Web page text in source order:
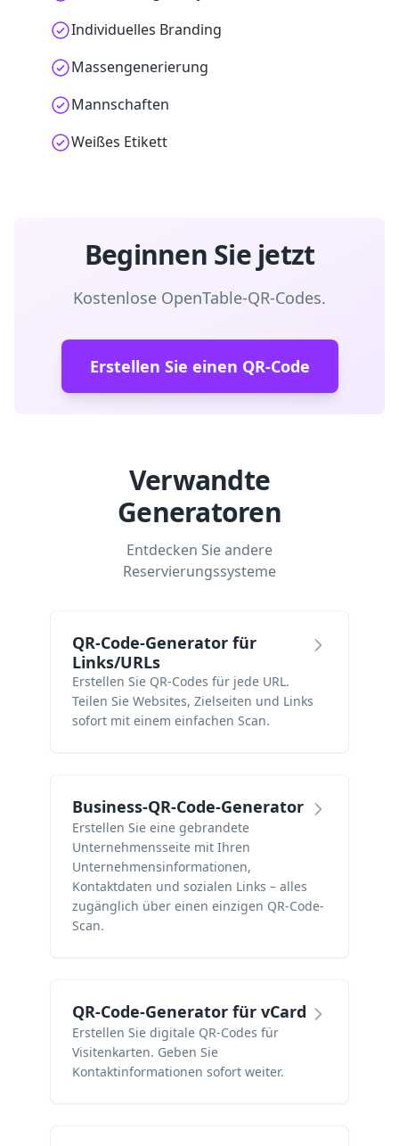
Individuelles Branding
Massengenerierung
Mannschaften
Weißes Etikett
Beginnen Sie jetzt
Kostenlose OpenTable-QR-Codes.
Erstellen Sie einen QR-Code
Verwandte
Generatoren
Entdecken Sie andere
Reservierungssysteme
QR-Code-Generator für
Links/URLs
Erstellen Sie QR-Codes für jede URL.
Teilen Sie Websites, Zielseiten und Links
sofort mit einem einfachen Scan.
Business-QR-Code-Generator
Erstellen Sie eine gebrandete
Unternehmensseite mit Ihren
Unternehmensinformationen,
Kontaktdaten und sozialen Links – alles
zugänglich über einen einzigen QR-Code-
Scan.
QR-Code-Generator für vCard
Erstellen Sie digitale QR-Codes für
Visitenkarten. Geben Sie
Kontaktinformationen sofort weiter.